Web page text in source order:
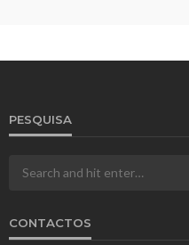
PESQUISA
CONTACTOS